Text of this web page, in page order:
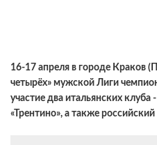
16-17 апреля в городе Краков
четырёх» мужской Лиги
участие два итальянских клуба
«Трентино», а также